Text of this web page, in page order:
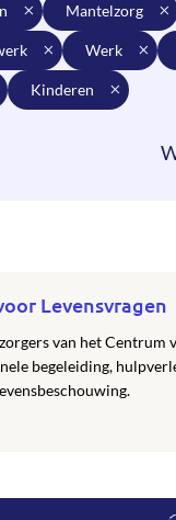
mantelzorg
werk
kinderen
Levensvragen
van het Centrum
begeleiding,